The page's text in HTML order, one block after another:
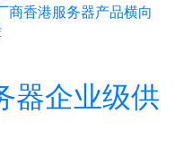
商香港服务器产品横向
器企业级供